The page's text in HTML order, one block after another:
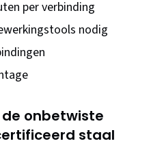
per verbinding
nodig
onbetwiste
staal